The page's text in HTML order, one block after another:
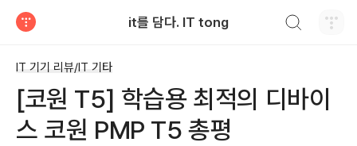
it를 담다. IT tong
IT 기기 리뷰/IT 기타
[코원 T5] 학습용 최적의 디바이
스 코원 PMP T5 총평